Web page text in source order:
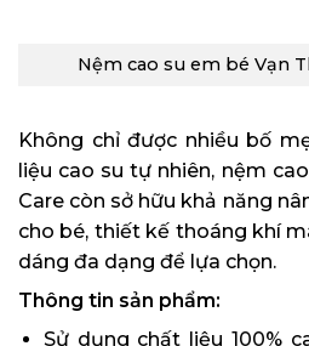
Nệm cao su em bé Vạn
Không chỉ được nhiều bố
liệu cao su tự nhiên, nệm
Care còn sở hữu khả năng
cho bé, thiết kế thoáng khí
dáng đa dạng để lựa chọn.
Thông tin sản phẩm:
Sử dụng chất liệu 100%